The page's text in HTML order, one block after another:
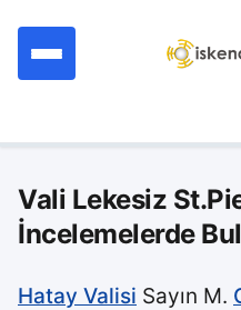
Vali Lekesiz
İncelemelerde
Hatay Valisi Sayın M.